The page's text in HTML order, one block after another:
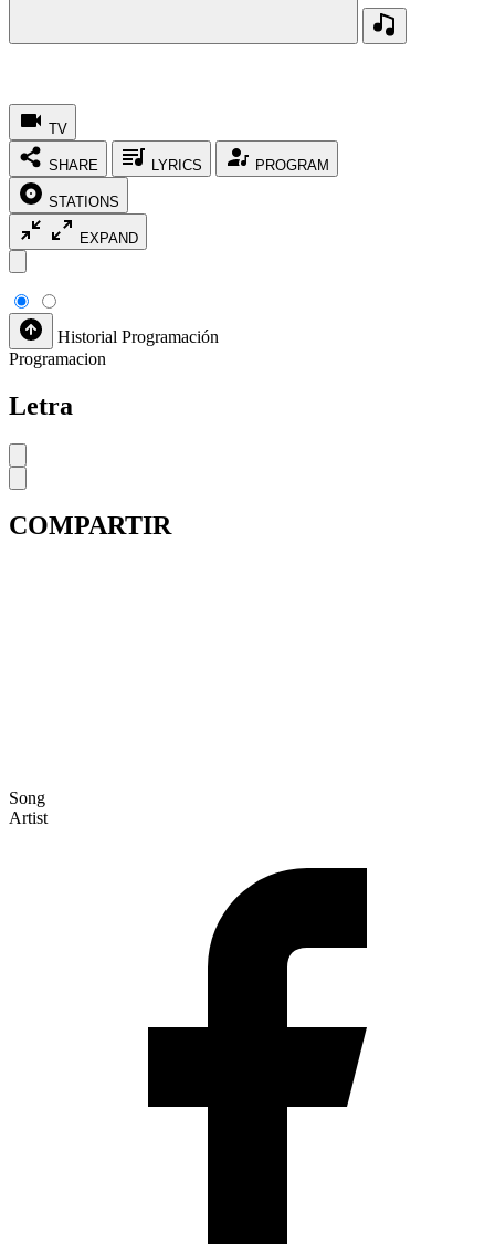
TV
SHARE LYRICS PROGRAM
STATIONS
EXPAND
Historial Programación
Programacion
Letra
COMPARTIR
Song
Artist